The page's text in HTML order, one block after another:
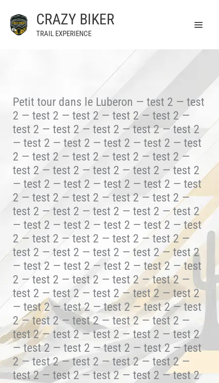
contenu
CRAZY BIKER
TRAIL EXPERIENCE
Petit tour dans le Luberon — test 2 — test
2 — test 2 — test 2 — test 2 — test 2 —
test 2 — test 2 — test 2 — test 2 — test 2
— test 2 — test 2 — test 2 — test 2 — test
2 — test 2 — test 2 — test 2 — test 2 —
test 2 — test 2 — test 2 — test 2 — test 2
— test 2 — test 2 — test 2 — test 2 — test
2 — test 2 — test 2 — test 2 — test 2 —
test 2 — test 2 — test 2 — test 2 — test 2
— test 2 — test 2 — test 2 — test 2 — test
2 — test 2 — test 2 — test 2 — test 2 —
test 2 — test 2 — test 2 — test 2 — test 2
— test 2 — test 2 — test 2 — test 2 — test
2 — test 2 — test 2 — test 2 — test 2 —
test 2 — test 2 — test 2 — test 2 — test 2
— test 2 — test 2 — test 2 — test 2 — test
2 — test 2 — test 2 — test 2 — test 2 —
test 2 — test 2 — test 2 — test 2 — test 2
— test 2 — test 2 — test 2 — test 2 — test
2 — test 2 — test 2 — test 2 — test 2 —
test 2 — test 2 — test 2 — test 2 — test 2